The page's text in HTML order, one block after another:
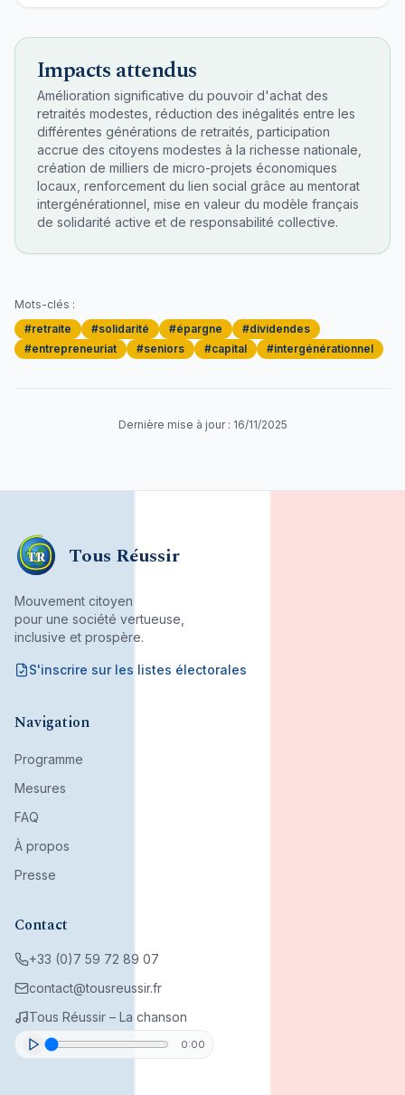
Impacts attendus
Amélioration significative du pouvoir d'achat des
retraités modestes, réduction des inégalités entre les
différentes générations de retraités, participation
accrue des citoyens modestes à la richesse nationale,
création de milliers de micro-projets économiques
locaux, renforcement du lien social grâce au mentorat
intergénérationnel, mise en valeur du modèle français
de solidarité active et de responsabilité collective.
Mots-clés :
#retraite #solidarité #épargne #dividendes
#entrepreneuriat #seniors #capital #intergénérationnel
Dernière mise à jour : 16/11/2025
TR Tous Réussir
Mouvement citoyen
pour une société vertueuse,
inclusive et prospère.
S'inscrire sur les listes électorales
Navigation
Programme
Mesures
FAQ
À propos
Presse
Contact
+33 (0)7 59 72 89 07
contact@tousreussir.fr
Tous Réussir – La chanson
0:00